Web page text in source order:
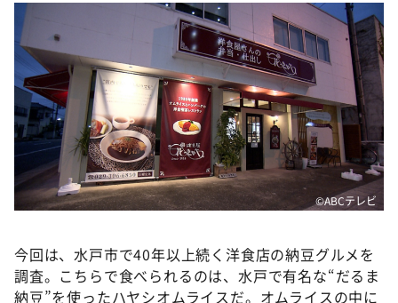
ＬＩＦＥ～夢のカタチ～
新婚さんいらっしゃい！
ポツンと一軒家
ザキ山小屋本館
ぺこぱのまるスポ
アナ回覧板
©ABCテレビ
今回は、水戸市で40年以上続く洋食店の納豆グルメを
調査。こちらで食べられるのは、水戸で有名な“だるま
納豆”を使ったハヤシオムライスだ。オムライスの中に